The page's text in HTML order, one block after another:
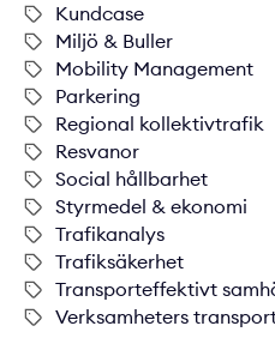
Kundcase
Miljö & Buller
Mobility Management
Parkering
Regional kollektivtrafik
Resvanor
Social hållbarhet
Styrmedel & ekonomi
Trafikanalys
Trafiksäkerhet
Transporteffektivt
Verksamheters